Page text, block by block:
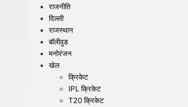
राजनीति
दिल्ली
राजस्थान
बॉलीवुड
मनोरंजन
खेल
क्रिकेट
IPL क्रिकेट
T20 क्रिकेट